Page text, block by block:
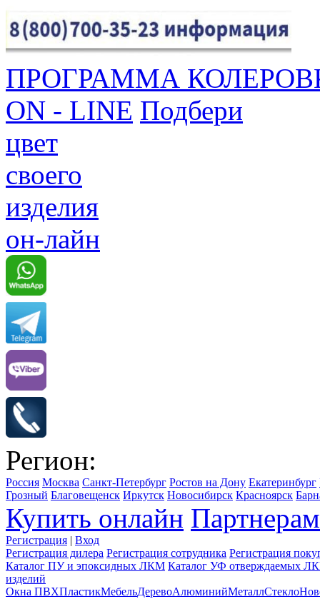
ПРОГРАММА
ON - LINE Подбери
цвет
своего
изделия
он-лайн
Регион:
Россия Москва Санкт-Петербург Ростов на Дону Екатеринбург
Грозный Благовещенск Иркутск Новосибирск Красноярск
Купить онлайн Партнерам
Регистрация | Вход
Регистрация дилера Регистрация сотрудника Регистрация
Каталог ПУ и эпоксидных ЛКМ Каталог УФ отверждаемых
изделий
Окна ПВХПластикМебельДеревоАлюминийМеталлСтекло